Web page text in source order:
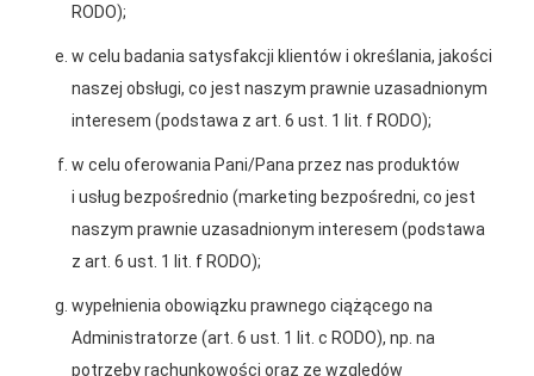
Gwarancja jakości
Zakupy w systemie
Oferujemy zakupy
Zakupy
RODO);
w celu badania satysfakcji klientów i określania, jakości
naszej obsługi, co jest naszym prawnie uzasadnionym
interesem (podstawa z art. 6 ust. 1 lit. f RODO);
w celu oferowania Pani/Pana przez nas produktów
i usług bezpośrednio (marketing bezpośredni, co jest
naszym prawnie uzasadnionym interesem (podstawa
z art. 6 ust. 1 lit. f RODO);
wypełnienia obowiązku prawnego ciążącego na
Administratorze (art. 6 ust. 1 lit. c RODO), np. na
potrzeby rachunkowości oraz ze względów
Nasz serwis internetowy wykorzystuje pliki cookies w celu
zapewnienia prawidłowego działania strony, poprawy komfortu
użytkowania oraz analizy ruchu na stronie.
Czym są pliki cookies?
Cookies to niewielkie pliki tekstowe zapisywane na urządzeniu
użytkownika (komputerze, tablecie, smartfonie) podczas